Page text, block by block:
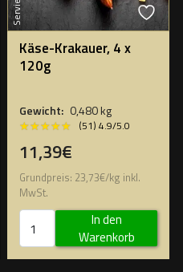
Käse-Krakauer, 4 x
120g
Gewicht: 0,480 kg
★★★★★
★★★★★ (51) 4.9/5.0
11,39€
Grundpreis: 23,73€/kg inkl.
MwSt.
In den
Warenkorb